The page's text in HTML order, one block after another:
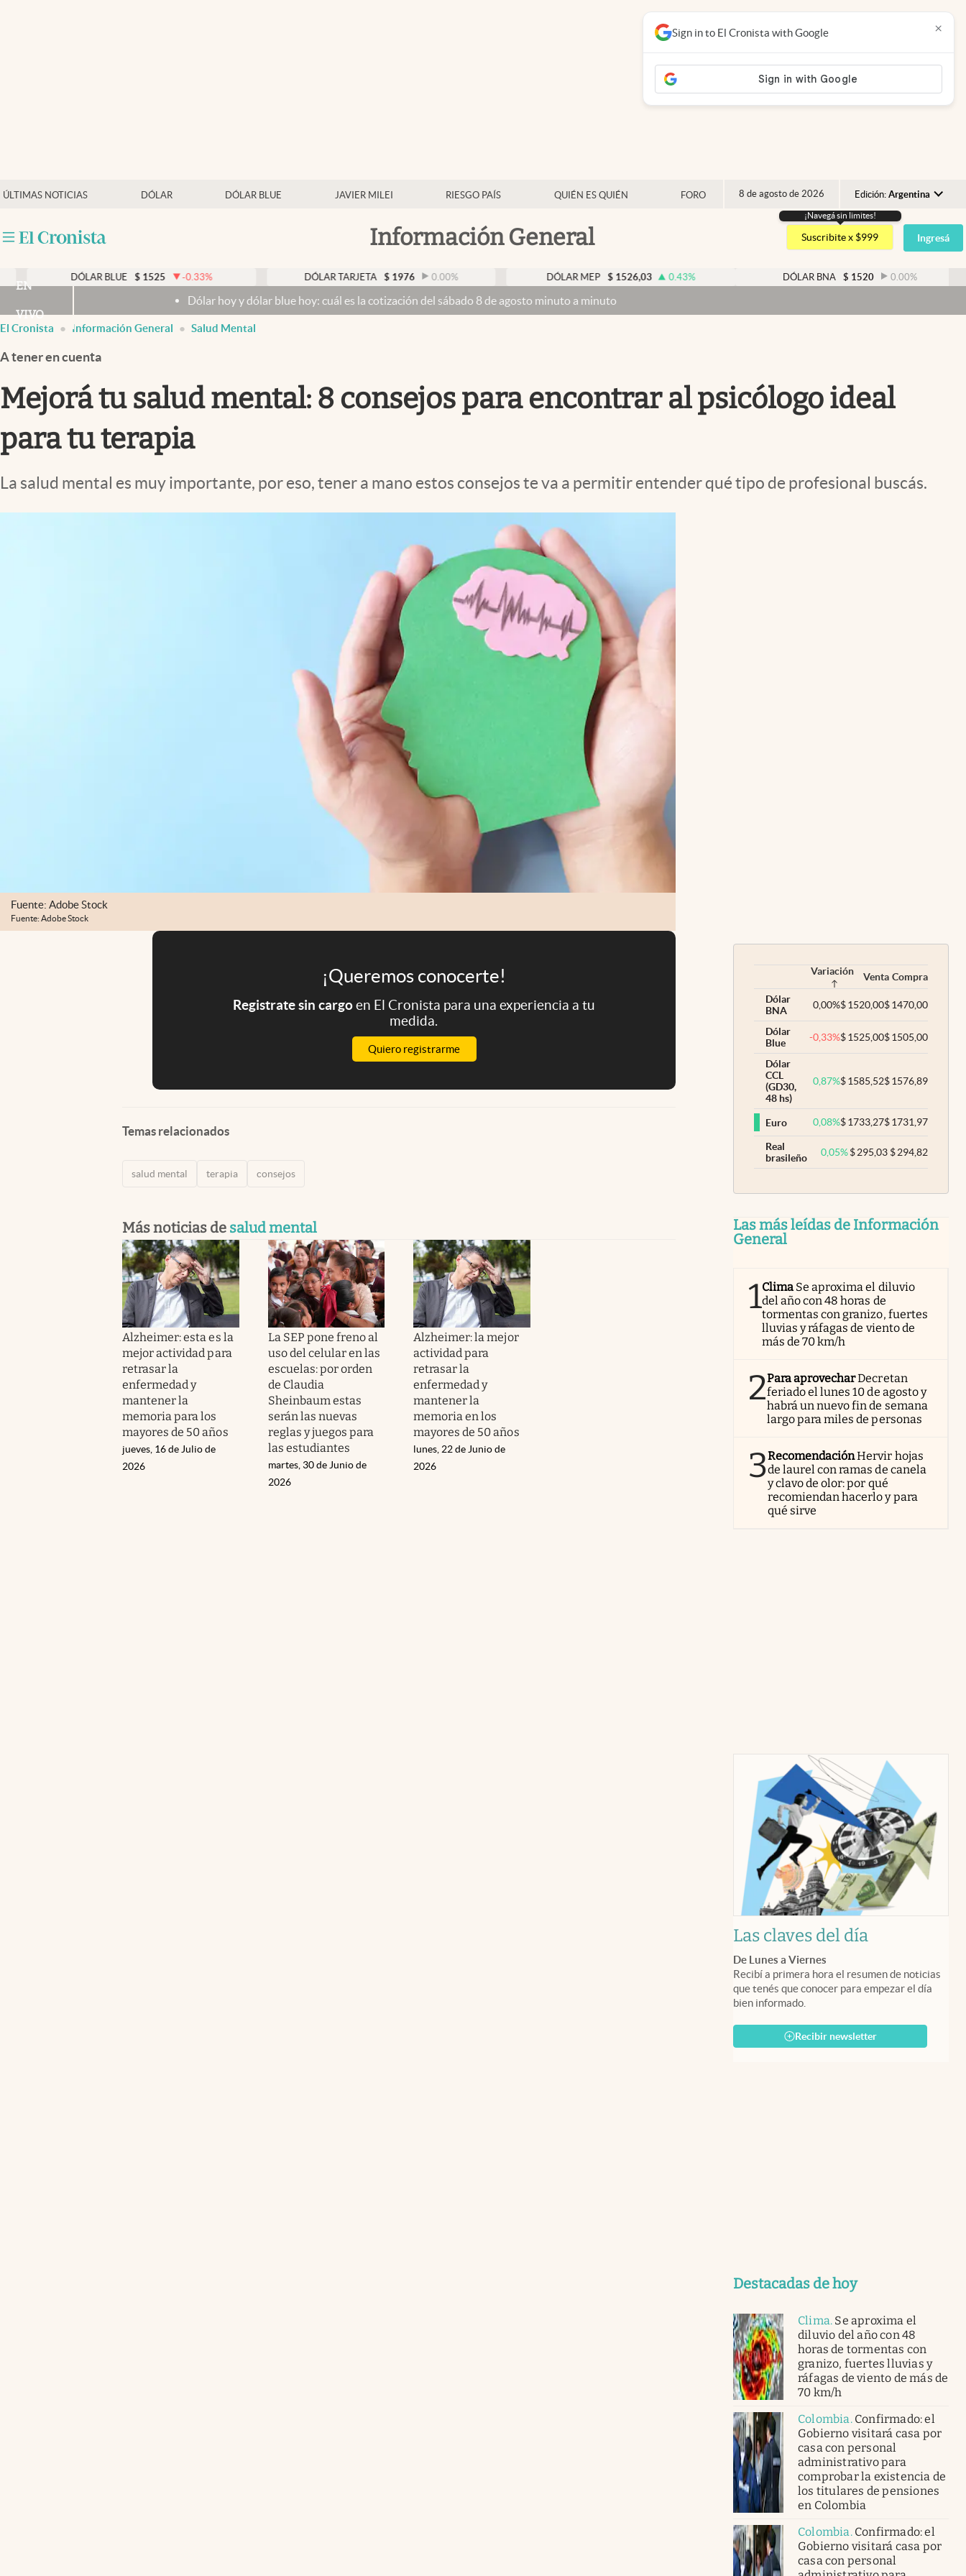
ÚLTIMAS NOTICIAS DÓLAR DÓLAR BLUE JAVIER MILEI RIESGO PAÍS QUIÉN ES QUIÉN FORO 8 de agosto de 2026 Edición: Argentina
Argentina
España
USA
Información General
Mercados Online
Otras secciones
Infotechnology
Clase
Clima
Mundial 2026
Eventos Corporativos
¡Navegá sin limites!
Suscribite x $999 Ingresá
DÓLAR BLUE $ 1525 -0.33 % DÓLAR TARJETA $ 1976 0.00 % DÓLAR MEP $ 1526,03 0.43 % DÓLAR BNA $ 1520 0.00 %
EN
VIVO
Dólar hoy y dólar blue hoy: cuál es la cotización del sábado 8 de agosto minuto a minuto
Sign in to El Cronista with Google ×
El Cronista Información General Salud Mental
A tener en cuenta
Mejorá tu salud mental: 8 consejos para encontrar al psicólogo ideal
para tu terapia
La salud mental es muy importante, por eso, tener a mano estos consejos te va a permitir entender qué tipo de profesional buscás.
Fuente: Adobe Stock
Fuente: Adobe Stock
¡Queremos conocerte!
Registrate sin cargoen El Cronista para una experiencia a tu
medida.
Quiero registrarme
Temas relacionados
salud mental terapia consejos
Más noticias de salud mental
Alzheimer: esta es la
mejor actividad para
retrasar la
enfermedad y
mantener la
memoria para los
mayores de 50 años
jueves, 16 de Julio de
2026
La SEP pone freno al
uso del celular en las
escuelas: por orden
de Claudia
Sheinbaum estas
serán las nuevas
reglas y juegos para
las estudiantes
martes, 30 de Junio de
2026
Alzheimer: la mejor
actividad para
retrasar la
enfermedad y
mantener la
memoria en los
mayores de 50 años
lunes, 22 de Junio de
2026
Variación Venta Compra
Dólar
BNA
0,00%$1520,00$1470,00
Dólar
Blue
-0,33%$1525,00$1505,00
Dólar
CCL
(GD30,
48 hs)
0,87%$1585,52$1576,89
Euro 0,08%$1733,27$1731,97
Real
brasileño
0,05% $295,03 $294,82
Las más leídas de Información
General
1Clima Se aproxima el diluvio
del año con 48 horas de
tormentas con granizo, fuertes
lluvias y ráfagas de viento de
más de 70 km/h
2Para aprovecharDecretan
feriado el lunes 10 de agosto y
habrá un nuevo fin de semana
largo para miles de personas
3RecomendaciónHervir hojas
de laurel con ramas de canela
y clavo de olor: por qué
recomiendan hacerlo y para
qué sirve
Las claves del día
De Lunes a Viernes
Recibí a primera hora el resumen de noticias
que tenés que conocer para empezar el día
bien informado.
Recibir newsletter
Destacadas de hoy
Clima. Se aproxima el
diluvio del año con 48
horas de tormentas con
granizo, fuertes lluvias y
ráfagas de viento de más de
70 km/h
Colombia. Confirmado: el
Gobierno visitará casa por
casa con personal
administrativo para
comprobar la existencia de
los titulares de pensiones
en Colombia
Colombia. Confirmado: el
Gobierno visitará casa por
casa con personal